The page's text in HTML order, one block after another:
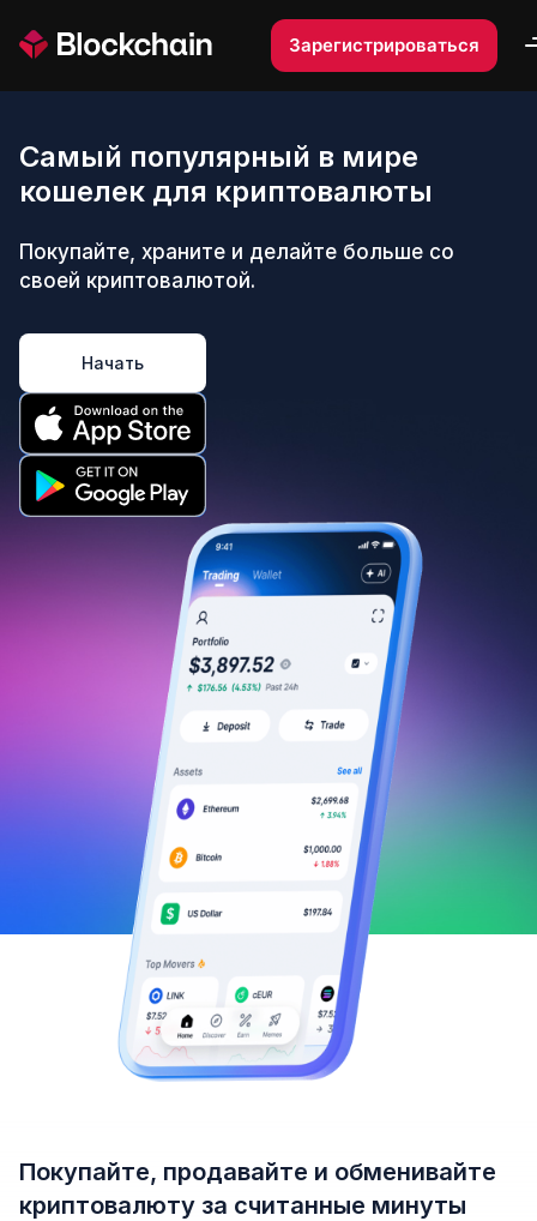
Зарегистрироваться
Самый популярный в мире
кошелек для криптовалюты
Покупайте, храните и делайте больше со
своей криптовалютой.
Начать
Покупайте, продавайте и обменивайте
криптовалюту за считанные минуты